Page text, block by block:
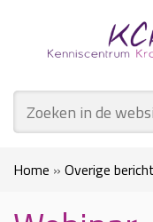
Home » Overige
naar actie – het belang